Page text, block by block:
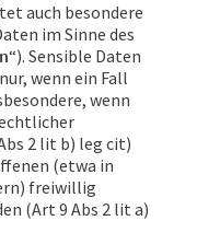
auch besondere
im Sinne des
“). Sensible Daten
wenn ein Fall
wenn
2 lit b) leg cit)
(etwa in
freiwillig
(Art 9 Abs 2 lit a)